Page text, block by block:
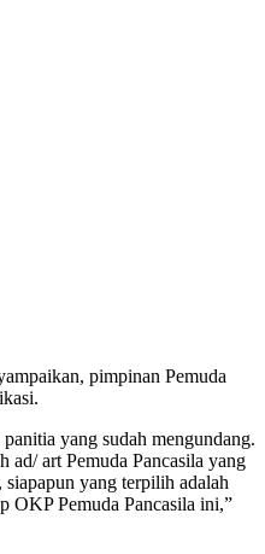
pimpinan Pemuda
yang sudah mengundang.
ad/ art Pemuda Pancasila yang
siapapun yang terpilih adalah
OKP Pemuda Pancasila ini,”